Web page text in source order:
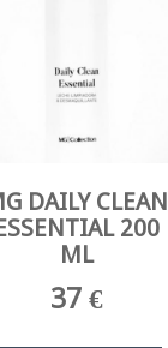
DAILY CLEAN
200
ML
37 €